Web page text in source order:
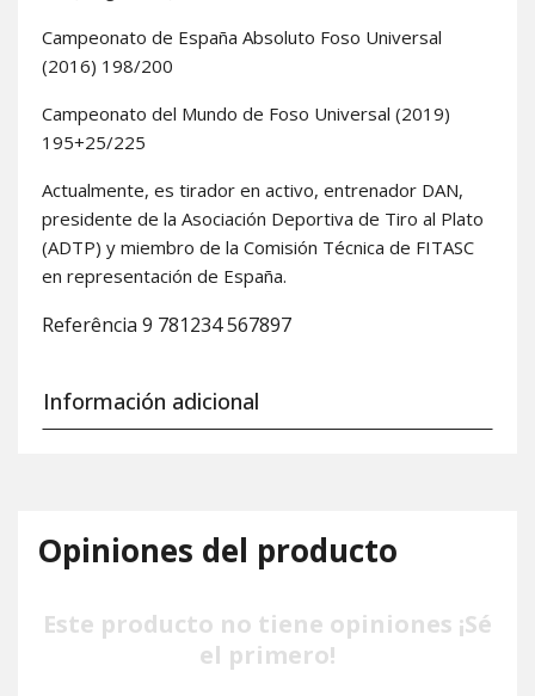
Campeonato de España Absoluto Foso Universal
(2016) 198/200
Campeonato del Mundo de Foso Universal (2019)
195+25/225
Actualmente, es tirador en activo, entrenador DAN,
presidente de la Asociación Deportiva de Tiro al Plato
(ADTP) y miembro de la Comisión Técnica de FITASC
en representación de España.
Referência 9 781234 567897
Información adicional
Opiniones del producto
Este producto no tiene opiniones ¡Sé
el primero!